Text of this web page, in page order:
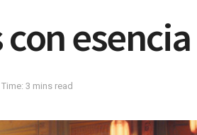
3 mins read